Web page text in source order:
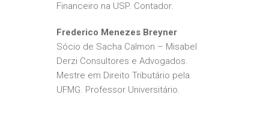
Financeiro na USP. Contador.
Frederico Menezes Breyner
Sócio de Sacha Calmon – Misabel
Derzi Consultores e Advogados.
Mestre em Direito Tributário pela
UFMG. Professor Universitário.